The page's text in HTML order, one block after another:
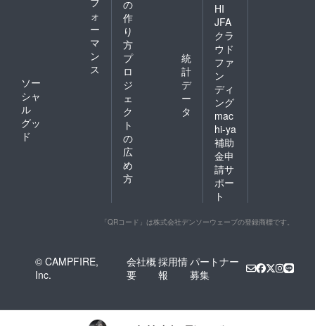
ォ
ー
マ
ン
ス
ソー
シャ
ル
グッ
ド
の
作
り
方
プ
ロ
ジ
ェ
ク
ト
の
広
め
方
統
計
デ
ー
タ
HI
JFA
クラ
ウド
ファ
ン
ディ
ング
mac
hi-ya
補助
金申
請サ
ポー
ト
「QRコード」は株式会社デンソーウェーブの登録商標です。
© CAMPFIRE,
Inc.
会社概
要
採用情
報
パートナー
募集